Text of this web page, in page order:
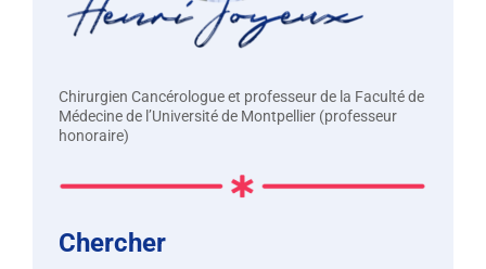
Chirurgien Cancérologue et professeur de la Faculté de
Médecine de l’Université de Montpellier (professeur
honoraire)
Chercher